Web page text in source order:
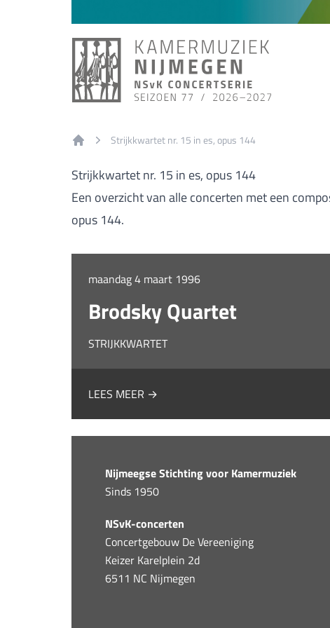
Strijkkwartet nr. 15 in es, opus 144
Strijkkwartet nr. 15 in es, opus 144
Een overzicht van alle concerten met een
opus 144.
maandag 4 maart 1996
Brodsky Quartet
STRIJKKWARTET
LEES MEER →
Nijmeegse Stichting voor Kamermuziek
Sinds 1950
NSvK-concerten
Concertgebouw De Vereeniging
Keizer Karelplein 2d
6511 NC Nijmegen